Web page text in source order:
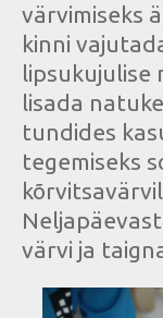
värvimiseks
kinni
lipsukujulise
lisada
tundides
tegemiseks
värvi ja